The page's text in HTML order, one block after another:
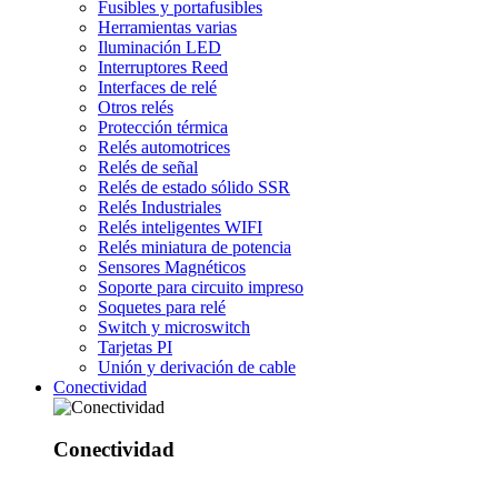
Fusibles y portafusibles
Herramientas varias
Iluminación LED
Interruptores Reed
Interfaces de relé
Otros relés
Protección térmica
Relés automotrices
Relés de señal
Relés de estado sólido SSR
Relés Industriales
Relés inteligentes WIFI
Relés miniatura de potencia
Sensores Magnéticos
Soporte para circuito impreso
Soquetes para relé
Switch y microswitch
Tarjetas PI
Unión y derivación de cable
Conectividad
Conectividad